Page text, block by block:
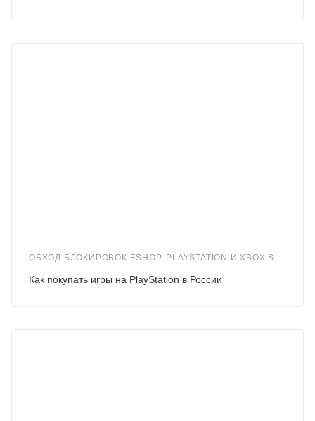
Как покупать игры на PlayStation в России